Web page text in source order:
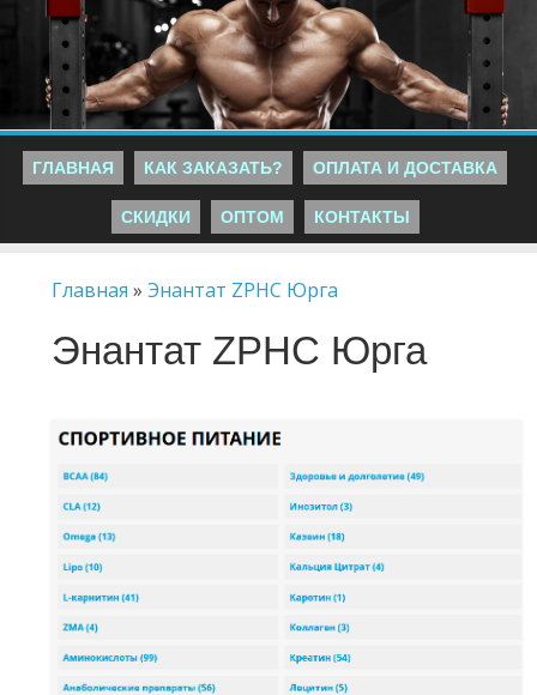
ГЛАВНАЯ КАК ЗАКАЗАТЬ? ОПЛАТА И ДОСТАВКА
СКИДКИ ОПТОМ КОНТАКТЫ
Главная »Энантат ZPHC Юрга
Энантат ZPHC Юрга